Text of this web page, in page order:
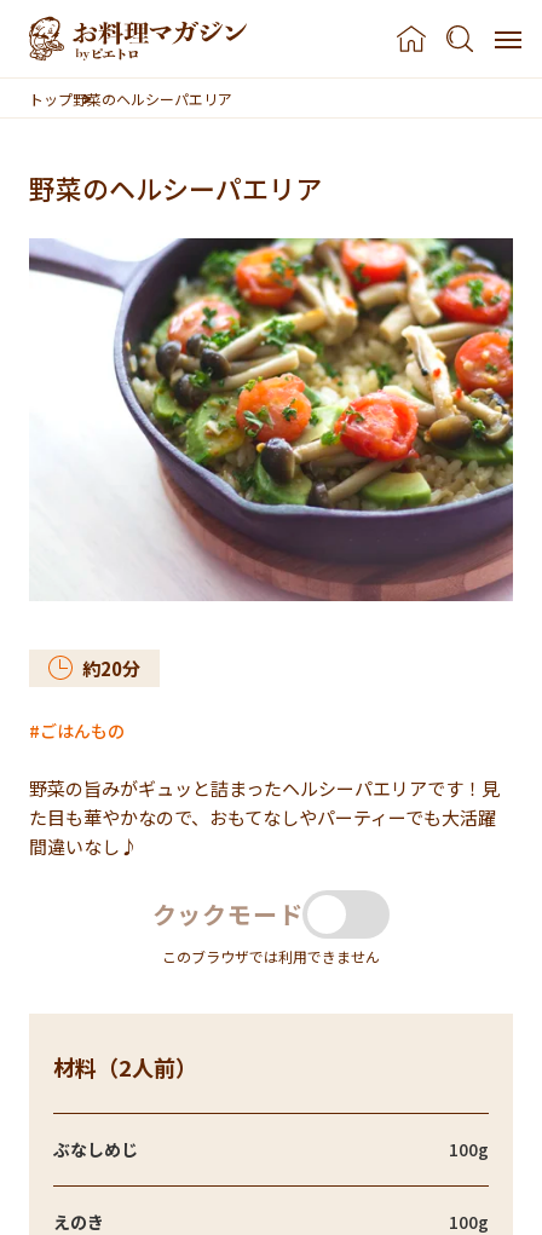
本文へスキップ
トップ野菜のヘルシーパエリア
野菜のヘルシーパエリア
約20分
ごはんもの
野菜の旨みがギュッと詰まったヘルシーパエリアです！見
た目も華やかなので、おもてなしやパーティーでも大活躍
間違いなし♪
クックモード
このブラウザでは利用できません
材料（2人前）
ぶなしめじ 100g
えのき 100g